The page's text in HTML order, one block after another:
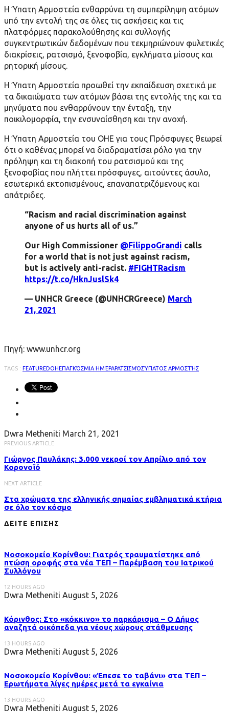
Η Ύπατη Αρμοστεία ενθαρρύνει τη συμπερίληψη ατόμων
υπό την εντολή της σε όλες τις ασκήσεις και τις
πλατφόρμες παρακολούθησης και συλλογής
συγκεντρωτικών δεδομένων που τεκμηριώνουν φυλετικές
διακρίσεις, ρατσισμό, ξενοφοβία, εγκλήματα μίσους και
ρητορική μίσους.
Η Ύπατη Αρμοστεία προωθεί την εκπαίδευση σχετικά με
τα δικαιώματα των ατόμων βάσει της εντολής της και τα
μηνύματα που ενθαρρύνουν την ένταξη, την
ποικιλομορφία, την ενσυναίσθηση και την ανοχή.
Η Ύπατη Αρμοστεία του ΟΗΕ για τους Πρόσφυγες θεωρεί
ότι ο καθένας μπορεί να διαδραματίσει ρόλο για την
πρόληψη και τη διακοπή του ρατσισμού και της
ξενοφοβίας που πλήττει πρόσφυγες, αιτούντες άσυλο,
εσωτερικά εκτοπισμένους, επαναπατριζόμενους και
απάτριδες.
“Racism and racial discrimination against
anyone of us hurts all of us.”
Our High Commissioner @FilippoGrandi calls
for a world that is not just against racism,
but is actively anti-racist. #FIGHTRacism
https://t.co/HknJuslSk4
— UNHCR Greece (@UNHCRGreece) March
21, 2021
Πηγή: www.unhcr.org
TAGS : FEATUREDΟΗΕΠΑΓΚΌΣΜΙΑ ΗΜΈΡΑΡΑΤΣΙΣΜΌΣΎΠΑΤΟΣ ΑΡΜΟΣΤΉΣ
Dwra Metheniti March 21, 2021
PREVIOUS ARTICLE
Γιώργος Παυλάκης: 3.000 νεκροί τον Απρίλιο από τον
Κορονοϊό
NEXT ARTICLE
Στα χρώματα της ελληνικής σημαίας εμβληματικά κτήρια
σε όλο τον κόσμο
ΔΕΙΤΕ ΕΠΙΣΗΣ
Νοσοκομείο Κορίνθου: Γιατρός τραυματίστηκε από
πτώση οροφής στα νέα ΤΕΠ – Παρέμβαση του Ιατρικού
Συλλόγου
12 HOURS AGO
Dwra Metheniti August 5, 2026
Κόρινθος: Στο «κόκκινο» το παρκάρισμα – Ο Δήμος
αναζητά οικόπεδα για νέους χώρους στάθμευσης
13 HOURS AGO
Dwra Metheniti August 5, 2026
Νοσοκομείο Κορίνθου: «Έπεσε το ταβάνι» στα ΤΕΠ –
Ερωτήματα λίγες ημέρες μετά τα εγκαίνια
13 HOURS AGO
Dwra Metheniti August 5, 2026